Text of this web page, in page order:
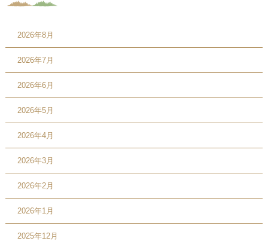
2026年8月
2026年7月
2026年6月
2026年5月
2026年4月
2026年3月
2026年2月
2026年1月
2025年12月